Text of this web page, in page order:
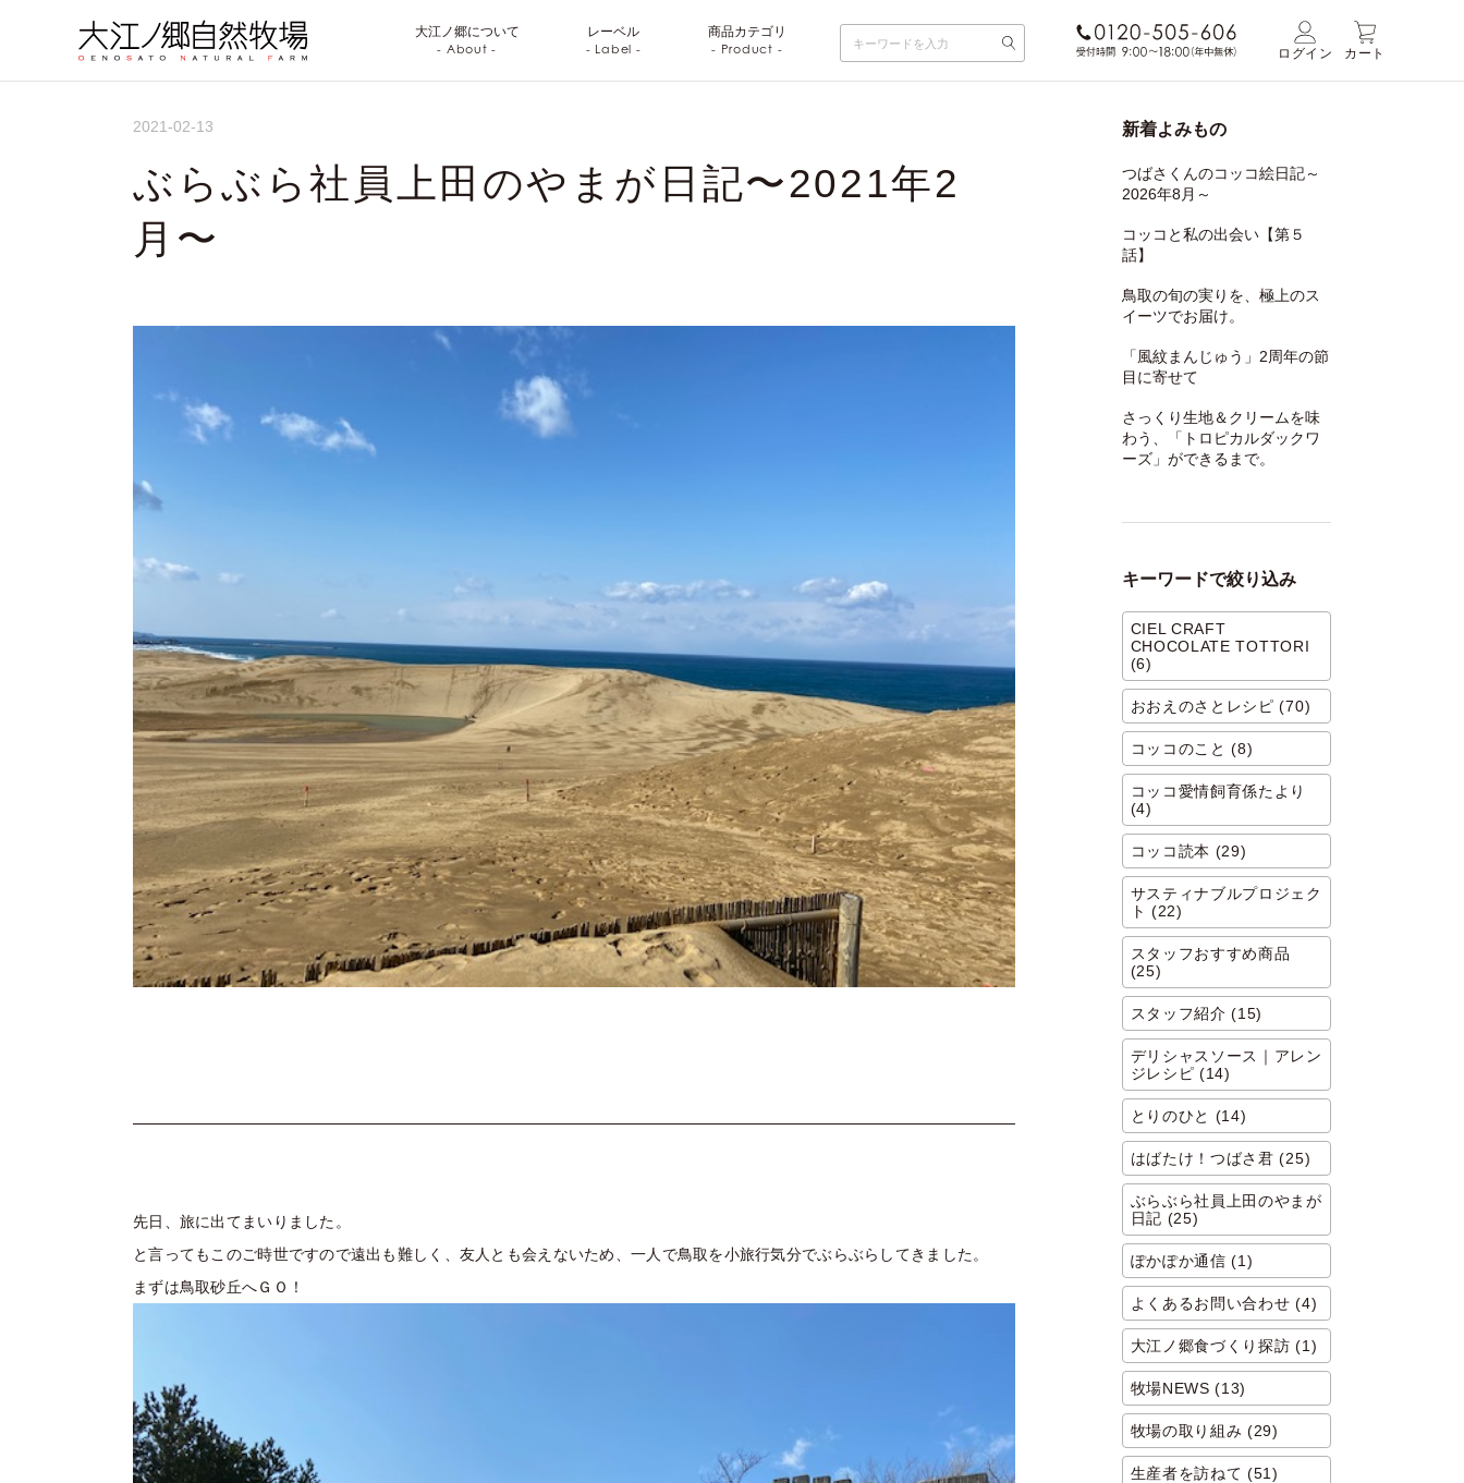
大江ノ郷について
- About -
レーベル
- Label -
商品カテゴリ
- Product -
ログイン カート
2021-02-13
ぶらぶら社員上田のやまが日記〜2021年2
月〜
先日、旅に出てまいりました。
と言ってもこのご時世ですので遠出も難しく、友人とも会えないため、一人で鳥取を小旅行気分でぶらぶらしてきました。
まずは鳥取砂丘へＧＯ！
新着よみもの
つばさくんのコッコ絵日記～
2026年8月～
コッコと私の出会い【第５
話】
鳥取の旬の実りを、極上のス
イーツでお届け。
「風紋まんじゅう」2周年の節
目に寄せて
さっくり生地＆クリームを味
わう、「トロピカルダックワ
ーズ」ができるまで。
キーワードで絞り込み
CIEL CRAFT
CHOCOLATE TOTTORI
(6)
おおえのさとレシピ (70)
コッコのこと (8)
コッコ愛情飼育係たより
(4)
コッコ読本 (29)
サスティナブルプロジェク
ト (22)
スタッフおすすめ商品
(25)
スタッフ紹介 (15)
デリシャスソース｜アレン
ジレシピ (14)
とりのひと (14)
はばたけ！つばさ君 (25)
ぶらぶら社員上田のやまが
日記 (25)
ぽかぽか通信 (1)
よくあるお問い合わせ (4)
大江ノ郷食づくり探訪 (1)
牧場NEWS (13)
牧場の取り組み (29)
生産者を訪ねて (51)